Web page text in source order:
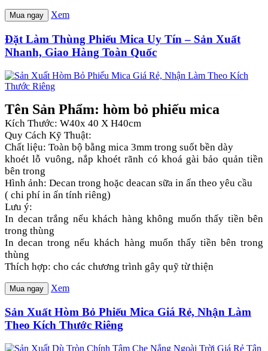
Mua ngay Xem
Đặt Làm Thùng Phiếu Mica Uy Tín – Sản Xuất
Nhanh, Giao Hàng Toàn Quốc
Tên Sản Phẩm: hòm bỏ phiếu mica
Kích Thước: W40x 40 X H40cm
Quy Cách Kỹ Thuật:
Chất liệu: Toàn bộ bằng mica 3mm trong suốt bền dày
khoét lỗ vuông, nắp khoét rãnh có khoá gài bảo quản tiền
bên trong
Hình ảnh: Decan trong hoặc deacan sữa in ấn theo yêu cầu
( chi phí in ấn tính riêng)
Lưu ý:
In decan trắng nếu khách hàng không muốn thấy tiền bên
trong thùng
In decan trong nếu khách hàng muốn thấy tiền bên trong
thùng
Thích hợp: cho các chương trình gây quỹ từ thiện
Mua ngay Xem
Sản Xuất Hòm Bỏ Phiếu Mica Giá Rẻ, Nhận Làm
Theo Kích Thước Riêng